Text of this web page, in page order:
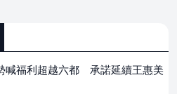
喊福利超越六都 承諾延續王惠美